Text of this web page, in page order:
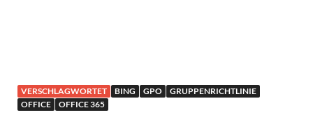
VERSCHLAGWORTET BING GPO
GRUPPENRICHTLINIE
OFFICE
OFFICE 365